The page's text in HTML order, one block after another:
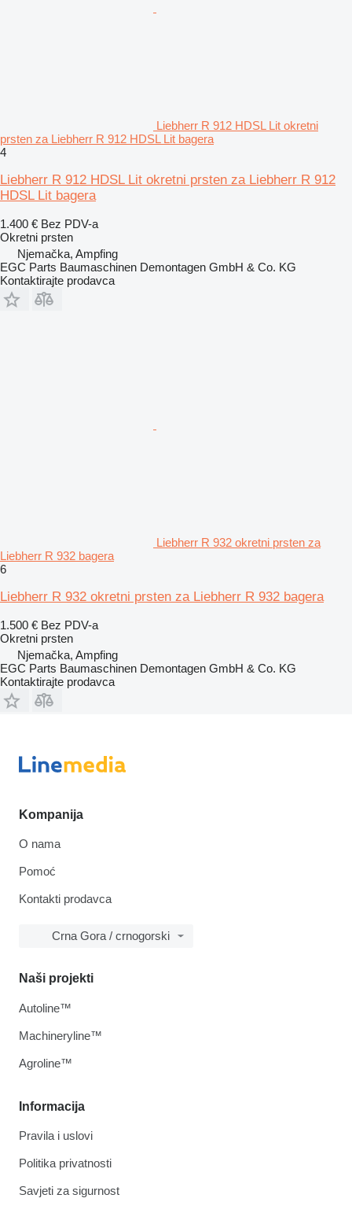
Liebherr R 912 HDSL Lit okretni
prsten za Liebherr R 912 HDSL Lit bagera
4
Liebherr R 912 HDSL Lit okretni prsten za Liebherr R 912
HDSL Lit bagera
1.400 € Bez PDV-a
Okretni prsten
Njemačka, Ampfing
EGC Parts Baumaschinen Demontagen GmbH & Co. KG
Kontaktirajte prodavca
Liebherr R 932 okretni prsten za
Liebherr R 932 bagera
6
Liebherr R 932 okretni prsten za Liebherr R 932 bagera
1.500 € Bez PDV-a
Okretni prsten
Njemačka, Ampfing
EGC Parts Baumaschinen Demontagen GmbH & Co. KG
Kontaktirajte prodavca
Kompanija
O nama
Pomoć
Kontakti prodavca
Crna Gora / crnogorski
Informacija
Pravila i uslovi
Politika privatnosti
Savjeti za sigurnost
Naši projekti
Autoline™
Machineryline™
Agroline™